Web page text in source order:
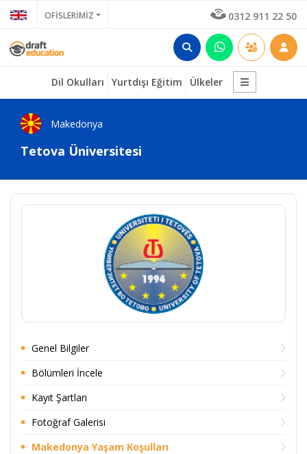
OFİSLERİMİZ 0312 911 22 50
Dil Okulları Yurtdışı Eğitim Ülkeler
Makedonya
Tetova Üniversitesi
Genel Bilgiler
Bölümleri İncele
Kayıt Şartları
Fotoğraf Galerisi
Makedonya Yaşam Koşulları